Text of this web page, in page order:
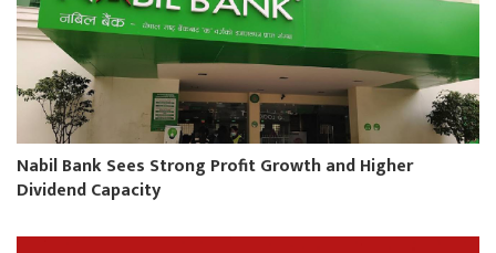
Nabil Bank Sees Strong Profit Growth and Higher
Dividend Capacity